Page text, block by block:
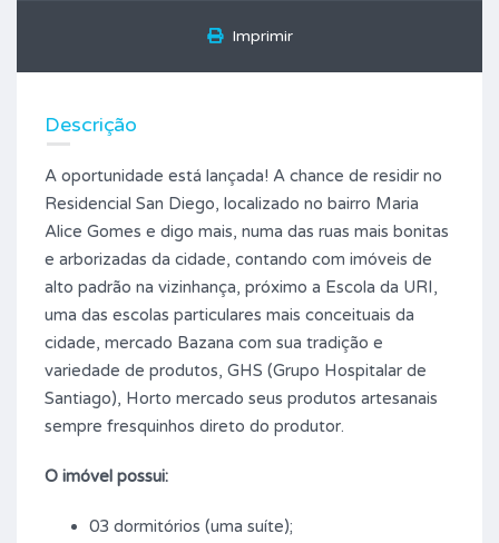
Imprimir
Descrição
A oportunidade está lançada! A chance de residir no
Residencial San Diego, localizado no bairro Maria
Alice Gomes e digo mais, numa das ruas mais bonitas
e arborizadas da cidade, contando com imóveis de
alto padrão na vizinhança, próximo a Escola da URI,
uma das escolas particulares mais conceituais da
cidade, mercado Bazana com sua tradição e
variedade de produtos, GHS (Grupo Hospitalar de
Santiago), Horto mercado seus produtos artesanais
sempre fresquinhos direto do produtor.
O imóvel possui:
03 dormitórios (uma suíte);